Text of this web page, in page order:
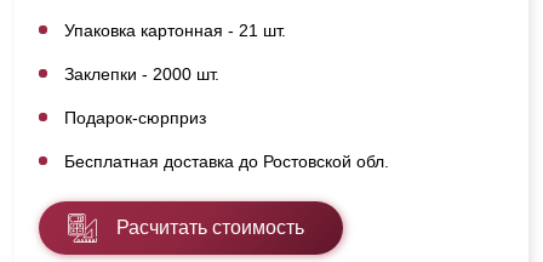
Упаковка картонная - 21 шт.
Заклепки - 2000 шт.
Подарок-сюрприз
Бесплатная доставка до Ростовской обл.
Расчитать стоимость